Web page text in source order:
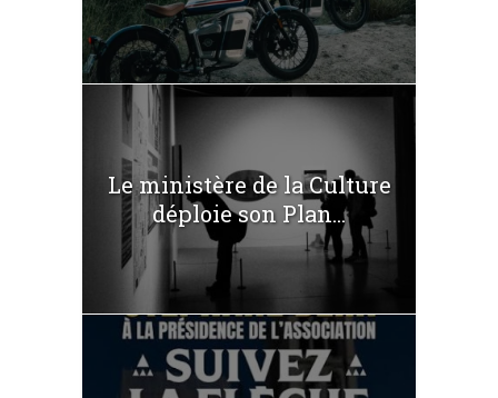
Le ministère de la Culture
déploie son Plan...